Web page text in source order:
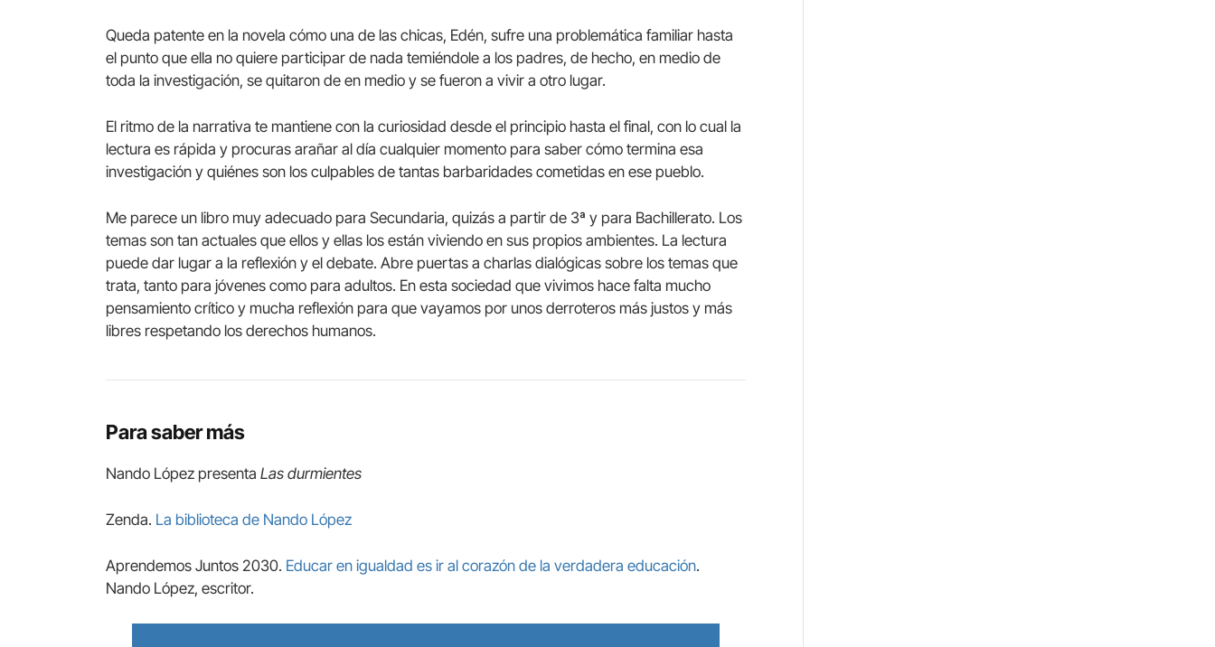
Queda patente en la novela cómo una de las chicas, Edén, sufre una problemática familiar hasta
el punto que ella no quiere participar de nada temiéndole a los padres, de hecho, en medio de
toda la investigación, se quitaron de en medio y se fueron a vivir a otro lugar.
El ritmo de la narrativa te mantiene con la curiosidad desde el principio hasta el final, con lo cual la
lectura es rápida y procuras arañar al día cualquier momento para saber cómo termina esa
investigación y quiénes son los culpables de tantas barbaridades cometidas en ese pueblo.
Me parece un libro muy adecuado para Secundaria, quizás a partir de 3ª y para Bachillerato. Los
temas son tan actuales que ellos y ellas los están viviendo en sus propios ambientes. La lectura
puede dar lugar a la reflexión y el debate. Abre puertas a charlas dialógicas sobre los temas que
trata, tanto para jóvenes como para adultos. En esta sociedad que vivimos hace falta mucho
pensamiento crítico y mucha reflexión para que vayamos por unos derroteros más justos y más
libres respetando los derechos humanos.
Para saber más
Nando López presentaLas durmientes
Zenda. La biblioteca de Nando López
Aprendemos Juntos 2030. Educar en igualdad es ir al corazón de la verdadera educación.
Nando López, escritor.